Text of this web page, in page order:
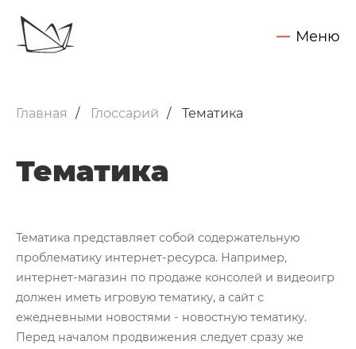
Меню
Главная Глоссарий Тематика
Тематика
Тематика представляет собой содержательную
проблематику интернет-ресурса. Например,
интернет-магазин по продаже консолей и видеоигр
должен иметь игровую тематику, а сайт с
ежедневными новостями - новостную тематику.
Перед началом продвижения следует сразу же
Техническая поддержка сайтов
Web-аналитика и аудит сайтов
Внедрение CRM Битрикс24
Кейсы
Блог
Вы даете согласие на обработку своих персональных данных